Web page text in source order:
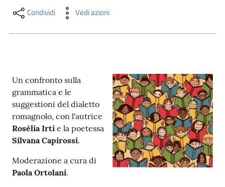
Casa
Piani
Archivio
storico
Condividi Vedi azioni
Un confronto sulla
grammatica e le
suggestioni del dialetto
romagnolo, con l'autrice
Rosèlia Irti e la poetessa
Silvana Capirossi.
Moderazione a cura di
Paola Ortolani.